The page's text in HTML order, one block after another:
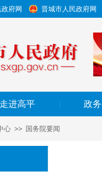
府网 晋城市人民政府网
走进高平 政
心 >> 国务院要闻